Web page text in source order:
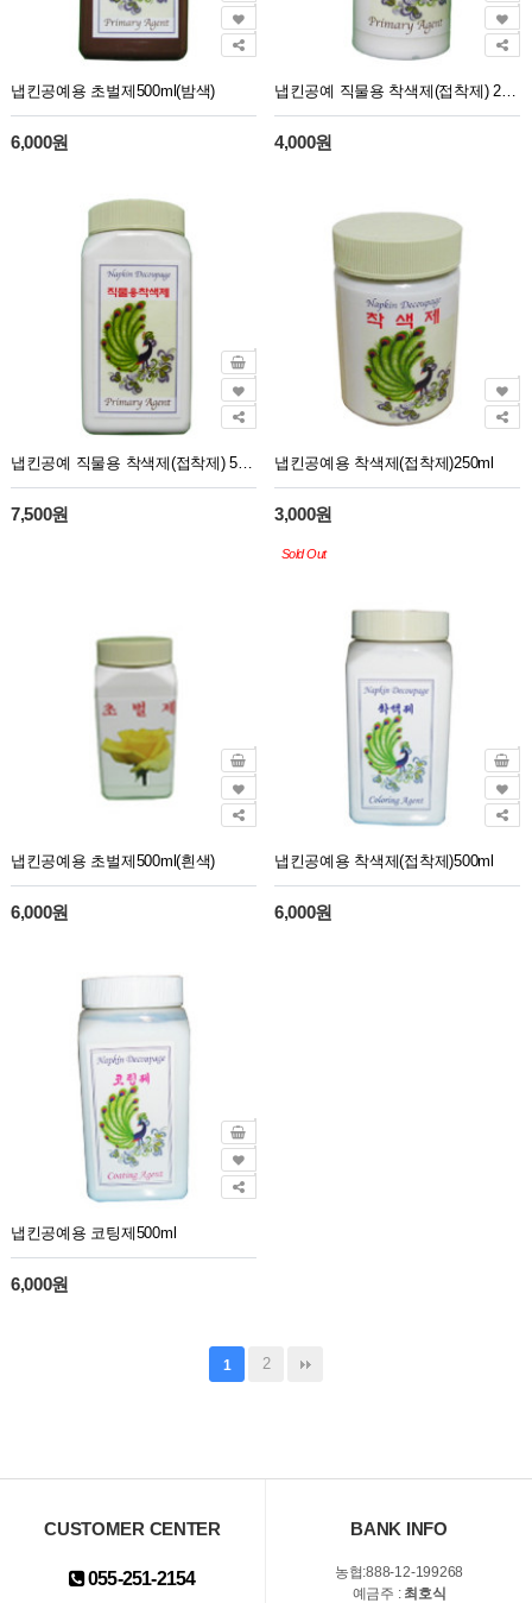
냅킨공예용 초벌제500ml(밤색)
6,000원
냅킨공예 직물용 착색제(접착제) 250ml
4,000원
냅킨공예 직물용 착색제(접착제) 500ml
7,500원
냅킨공예용 착색제(접착제)250ml
3,000원
Sold Out
냅킨공예용 초벌제500ml(흰색)
6,000원
냅킨공예용 착색제(접착제)500ml
6,000원
냅킨공예용 코팅제500ml
6,000원
1 2
CUSTOMER CENTER
055-251-2154
BANK INFO
농협:888-12-199268
예금주 : 최호식